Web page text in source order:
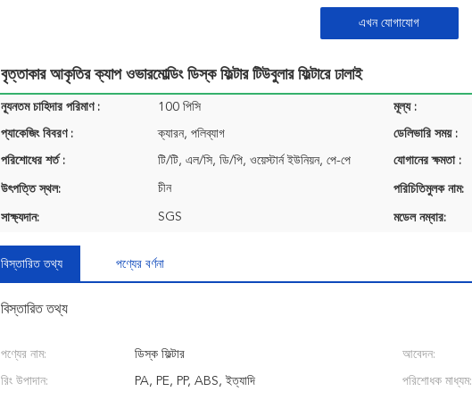
এখন যোগাযোগ
বৃত্তাকার আকৃতির ক্যাপ ওভারমোল্ডিং ডিস্ক ফিল্টার টিউবুলার ফিল্টারে ঢালাই
ন্যূনতম চাহিদার পরিমাণ : 100 পিসি মূল্য :
প্যাকেজিং বিবরণ : ক্যারন, পলিব্যাগ ডেলিভারি সময় :
পরিশোধের শর্ত : টি/টি, এল/সি, ডি/পি, ওয়েস্টার্ন ইউনিয়ন, পে-পে যোগানের ক্ষমতা :
উৎপত্তি স্থল: চীন পরিচিতিমুলক নাম:
সাক্ষ্যদান: SGS মডেল নম্বার:
বিস্তারিত তথ্য পণ্যের বর্ণনা
বিস্তারিত তথ্য
পণ্যের নাম: ডিস্ক ফিল্টার আবেদন:
রিং উপাদান: PA, PE, PP, ABS, ইত্যাদি পরিশোধক মাধ্যম: